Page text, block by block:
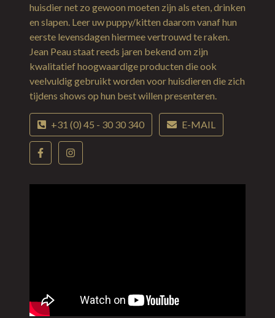
huisdier net zo gewoon moeten zijn als eten, drinken
en slapen. Leer uw puppy/kitten daarom vanaf hun
eerste levensdagen hiermee vertrouwd te raken.
Jean Peau staat reeds jaren bekend om zijn
kwalitatief hoogwaardige producten die ook
veelvuldig gebruikt worden voor huisdieren die zich
tijdens shows op hun best willen presenteren.
+31 (0) 45 - 30 30 340 E-MAIL